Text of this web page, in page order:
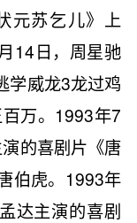
元苏乞儿》上
14日，周星驰
学威龙3龙过鸡
万。1993年7
演的喜剧片《唐
伯虎。1993年
达主演的喜剧